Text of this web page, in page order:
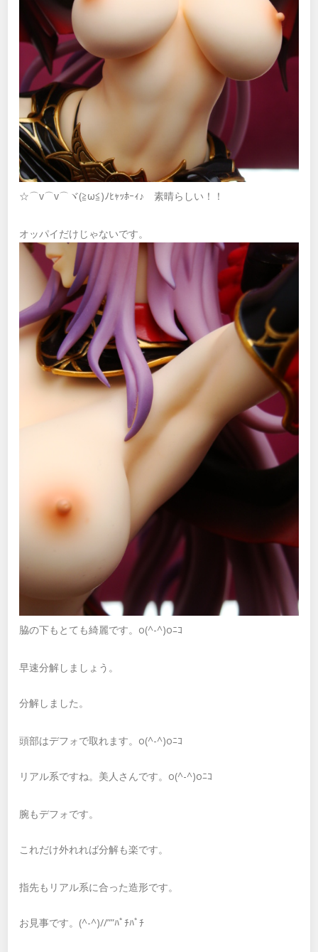
☆⌒v⌒v⌒ヾ(≧ω≦)ﾉﾋｬｯﾎｰｨ♪ 素晴らしい！！
オッパイだけじゃないです。
脇の下もとても綺麗です。o(^-^)oﾆｺ
早速分解しましょう。
分解しました。
頭部はデフォで取れます。o(^-^)oﾆｺ
リアル系ですね。美人さんです。o(^-^)oﾆｺ
腕もデフォです。
これだけ外れれば分解も楽です。
指先もリアル系に合った造形です。
お見事です。(^-^)//””ﾊﾟﾁﾊﾟﾁ